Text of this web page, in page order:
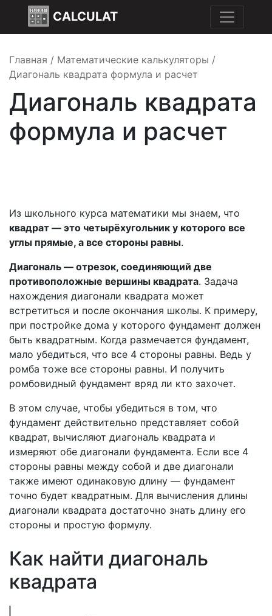
CALCULAT
Главная / Математические калькуляторы /
Диагональ квадрата формула и расчет
Диагональ квадрата
формула и расчет
Из школьного курса математики мы знаем, что
квадрат — это четырёхугольник у которого все
углы прямые, а все стороны равны.
Диагональ — отрезок, соединяющий две
противоположные вершины квадрата. Задача
нахождения диагонали квадрата может
встретиться и после окончания школы. К примеру,
при постройке дома у которого фундамент должен
быть квадратным. Когда размечается фундамент,
мало убедиться, что все 4 стороны равны. Ведь у
ромба тоже все стороны равны. И получить
ромбовидный фундамент вряд ли кто захочет.
В этом случае, чтобы убедиться в том, что
фундамент действительно представляет собой
квадрат, вычисляют диагональ квадрата и
измеряют обе диагонали фундамента. Если все 4
стороны равны между собой и две диагонали
также имеют одинаковую длину — фундамент
точно будет квадратным. Для вычисления длины
диагонали квадрата достаточно знать длину его
стороны и простую формулу.
Как найти диагональ
квадрата